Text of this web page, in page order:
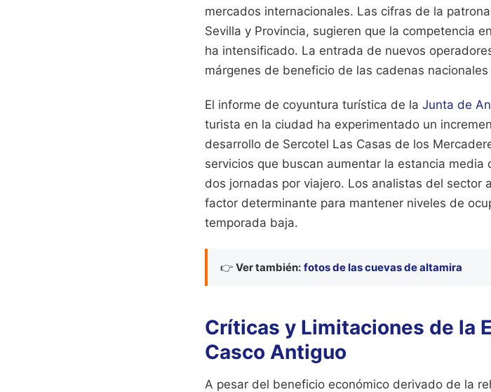
mercados internacionales. Las cifras de la
Sevilla y Provincia, sugieren que la competencia
ha intensificado. La entrada de nuevos
márgenes de beneficio de las cadenas
El informe de coyuntura turística de la Junta de
turista en la ciudad ha experimentado un
desarrollo de Sercotel Las Casas de los
servicios que buscan aumentar la estancia
dos jornadas por viajero. Los analistas del sector
factor determinante para mantener niveles de
temporada baja.
👉 Ver también: fotos de las cuevas de altamira
Críticas y Limitaciones de la
Casco Antiguo
A pesar del beneficio económico derivado de la